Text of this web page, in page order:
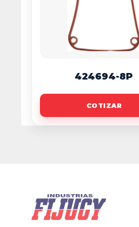
424694-8P
COTIZAR